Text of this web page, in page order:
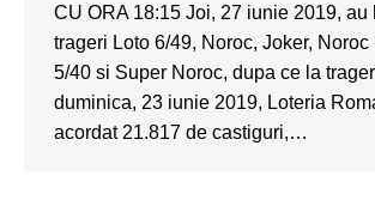
CU ORA 18:15 Joi, 27 iunie 2019, au
trageri Loto 6/49, Noroc, Joker, Noroc
5/40 si Super Noroc, dupa ce la
duminica, 23 iunie 2019, Loteria
acordat 21.817 de castiguri,…